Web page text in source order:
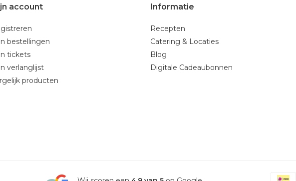
account
bestellingen
tickets
verlanglijst
producten
Informatie
Recepten
Catering & Locaties
Blog
Digitale Cadeaubonnen